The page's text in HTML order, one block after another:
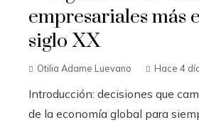
empresariales más
siglo XX
Otilia Adame Luevano Hace 4
Introducción: decisiones que
de la economía global para